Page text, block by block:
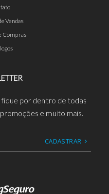
Vendas
Compras
por dentro de todas
e muito mais.
CADASTRAR